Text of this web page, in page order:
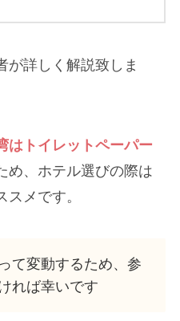
が詳しく解説致しま
はトイレットペーパー
め、ホテル選びの際は
メです。
て変動するため、参
れば幸いです